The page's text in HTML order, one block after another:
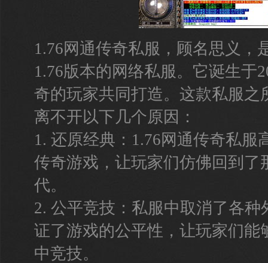
1.76网通传奇私服，顾名思义，
1.76版本的网络私服。它诞生于
奇的玩家共同打造。这款私服之
离不开以下几个原因：
1. 还原经典：1.76网通传奇私服
传奇游戏，让玩家们仿佛回到了
代。
2. 公平竞技：私服中取消了各
证了游戏的公平性，让玩家们能
中竞技。